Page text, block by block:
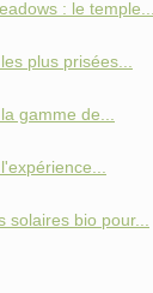
: le temple...
plus prisées...
gamme de...
solaires bio pour...